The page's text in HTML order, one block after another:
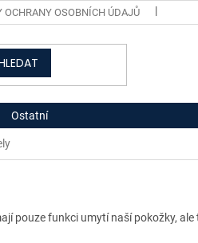
OCHRANY OSOBNÍCH ÚDAJŮ
Ostatní
pouze funkci umytí naší pokožky,